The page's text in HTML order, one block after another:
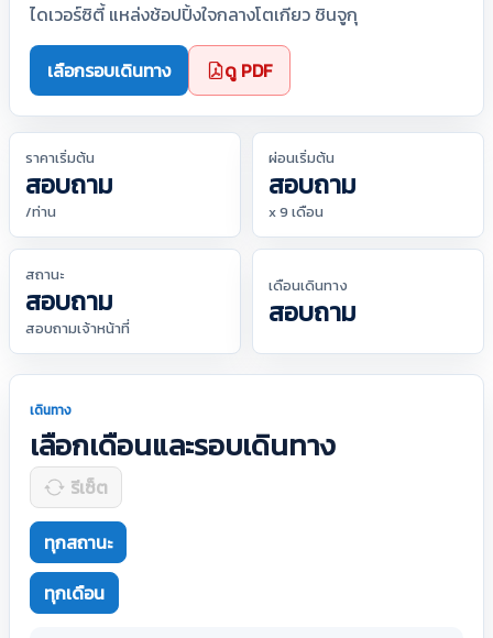
ไดเวอร์ซิตี้ แหล่งช้อปปิ้งใจกลางโตเกียว ชินจูกุ
เลือกรอบเดินทาง ดู PDF
ราคาเริ่มต้น
สอบถาม
/ท่าน
ผ่อนเริ่มต้น
สอบถาม
x 9 เดือน
สถานะ
สอบถาม
สอบถามเจ้าหน้าที่
เดือนเดินทาง
สอบถาม
เดินทาง
เลือกเดือนและรอบเดินทาง
รีเซ็ต
ทุกสถานะ
ทุกเดือน